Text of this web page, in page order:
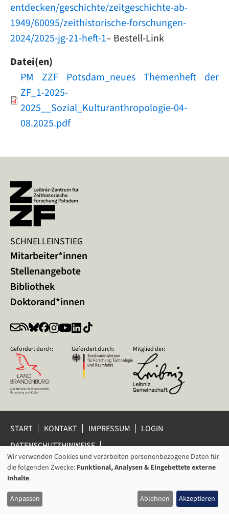
entdecken/geschichte/zeitgeschichte-ab-
1949/60095/zeithistorische-forschungen-
2024/2025-jg-21-heft-1– Bestell-Link
Datei(en)
Document
PM ZZF Potsdam_neues Themenheft der
ZF_1-2025-
2025__Sozial_Kulturanthropologie-04-
08.2025.pdf
SCHNELLEINSTIEG
Mitarbeiter*innen
Stellenangebote
Bibliothek
Doktorand*innen
Gefördert durch: Gefördert durch: Mitglied der:
START KONTAKT IMPRESSUM
LOGIN
DATENSCHUTZHINWEISE
DATENSCHUTZ-EINSTELLUNGEN
HINWEISGEBERSCHUTZ
(ZZF) e.V.
VERWENDUNG
VON
PERSONENBEZOGENEN
DATEN
Wir verwenden Cookies und verarbeiten personenbezogene Daten für
die folgenden Zwecke: Funktional, Analysen & Eingebettete externe
Inhalte.
Anpassen Ablehnen Akzeptieren